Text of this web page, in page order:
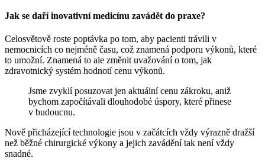
Jak se daří inovativní medicínu zavádět do praxe?
Celosvětově roste poptávka po tom, aby pacienti trávili v
nemocnicích co nejméně času, což znamená podporu výkonů, které
to umožní. Znamená to ale změnit uvažování o tom, jak
zdravotnický systém hodnotí cenu výkonů.
Jsme zvyklí posuzovat jen aktuální cenu zákroku, aniž
bychom započítávali dlouhodobé úspory, které přinese
v budoucnu.
Nově přicházející technologie jsou v začátcích vždy výrazně dražší
než běžné chirurgické výkony a jejich zavádění tak není vždy
snadné.